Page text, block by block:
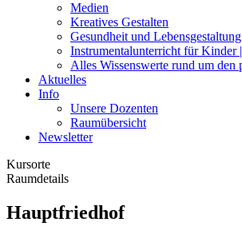
Medien
Kreatives Gestalten
Gesundheit und Lebensgestaltung
Instrumentalunterricht für Kinder
Alles Wissenswerte rund um den
Aktuelles
Info
Unsere Dozenten
Raumübersicht
Newsletter
Kursorte
Raumdetails
Hauptfriedhof